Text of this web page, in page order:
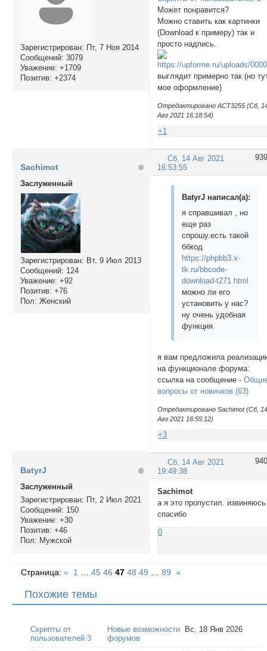
Зарегистрирован: Пт, 7 Ноя 2014
Сообщений: 3079
Уважение: +1709
Позитив: +2374
Может понравится?
Можно ставить как картинки
(Download к примеру) так и
просто надпись.
выглядит примерно так (но
мое оформление)
Отредактировано ACT3255 (Сб,
Авг 2021 16:18:54)
+1
939
Сб, 14 Авг 2021
16:53:55
Sachimot
Заслуженный
Зарегистрирован: Вт, 9 Июл 2013
Сообщений: 124
Уважение: +92
Позитив: +76
Пол: Женский
BatyrJ написал(а):
я справшивал , но
еще раз
спрошу.есть такой
ббкод
https://phpbb3.x-
tk.ru/bbcode-
download-t271.html
можно ли его
установить у нас?
ну очень удобная
функция
я вам предложила
на функционале форума:
ссылка на сообщение -
вопросы от новичков (63)
Отредактировано Sachimot (Сб,
Авг 2021 16:55:12)
+3
940
Сб, 14 Авг 2021
19:49:38
BatyrJ
Заслуженный
Зарегистрирован: Пт, 2 Июл 2021
Сообщений: 150
Уважение: +30
Позитив: +46
Пол: Мужской
Sachimot
а я это пропустил.
спасибо
0
Страница:« 1 45 46 47 48 49 89 »
Похожие темы
Скрипты от
пользователей 3
Новые возможности
форумов
Вс, 18 Янв 2026